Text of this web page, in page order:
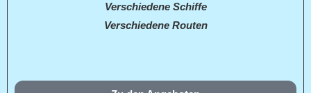
Verschiedene Schiffe
Verschiedene Routen